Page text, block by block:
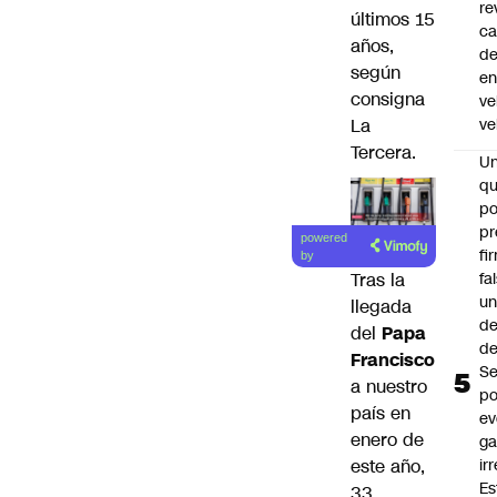
últimos 15
años,
según
consigna
La
Tercera.
powered
by
Tras la
llegada
del Papa
Francisco
a nuestro
país en
enero de
este año,
en